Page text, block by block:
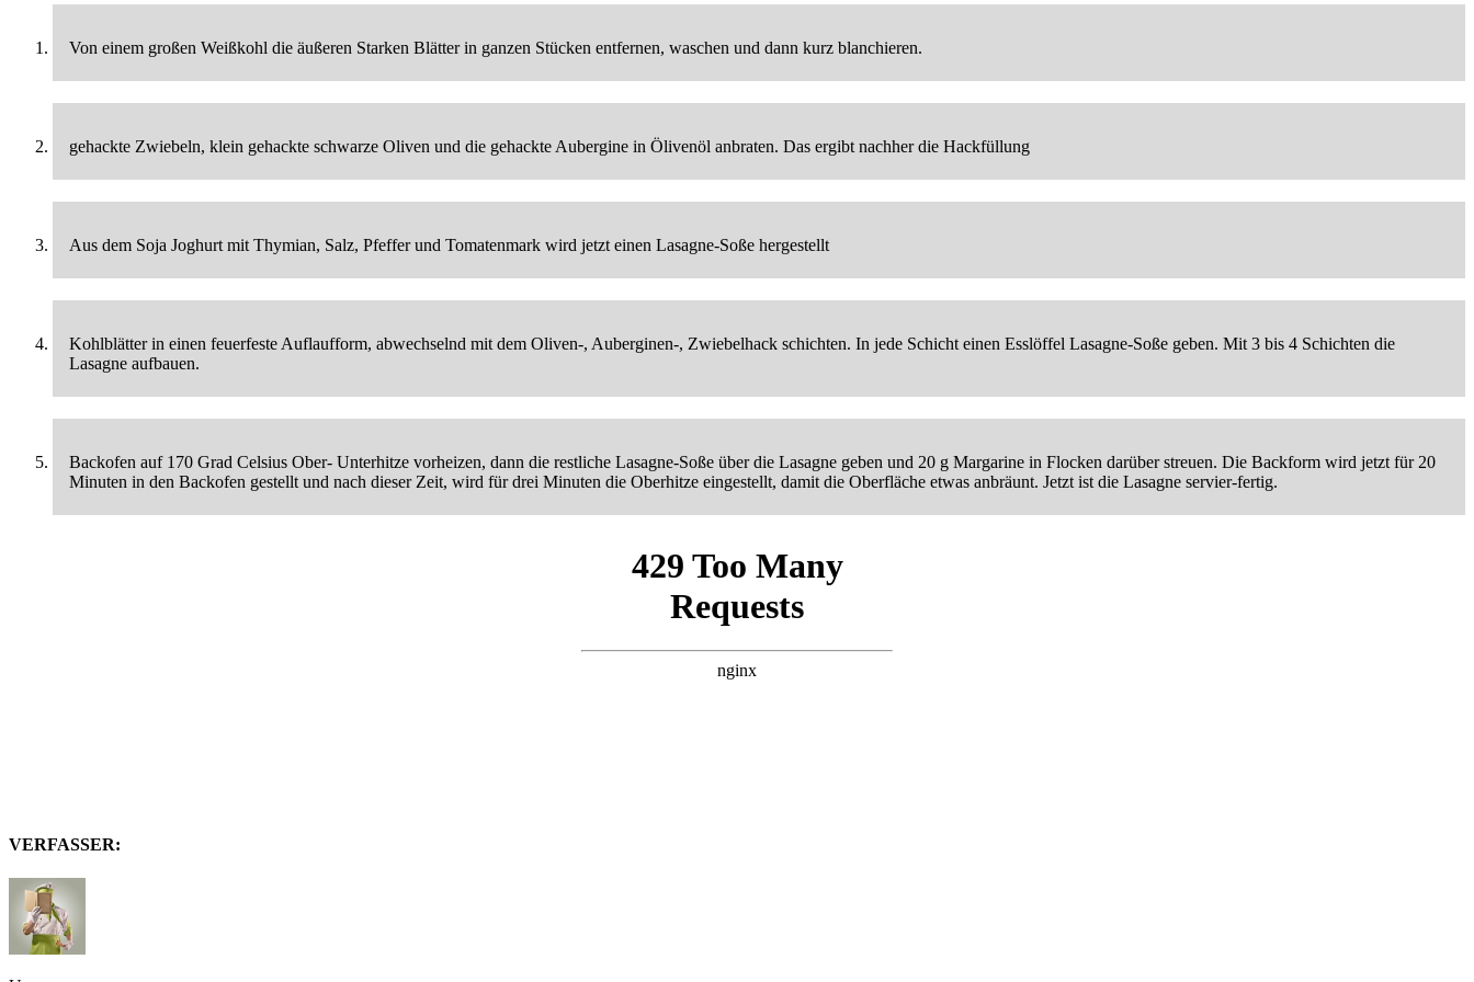
Von einem großen Weißkohl die äußeren Starken Blätter in ganzen Stücken entfernen, waschen und dann kurz blanchieren.
gehackte Zwiebeln, klein gehackte schwarze Oliven und die gehackte Aubergine in Ölivenöl anbraten. Das ergibt nachher die Hackfüllung
Aus dem Soja Joghurt mit Thymian, Salz, Pfeffer und Tomatenmark wird jetzt einen Lasagne-Soße hergestellt
Kohlblätter in einen feuerfeste Auflaufform, abwechselnd mit dem Oliven-, Auberginen-, Zwiebelhack schichten. In jede Schicht einen Esslöffel Lasagne-Soße geben. Mit 3 bis 4 Schichten die
Lasagne aufbauen.
Backofen auf 170 Grad Celsius Ober- Unterhitze vorheizen, dann die restliche Lasagne-Soße über die Lasagne geben und 20 g Margarine in Flocken darüber streuen. Die Backform wird jetzt für 20
Minuten in den Backofen gestellt und nach dieser Zeit, wird für drei Minuten die Oberhitze eingestellt, damit die Oberfläche etwas anbräunt. Jetzt ist die Lasagne servier-fertig.
VERFASSER: